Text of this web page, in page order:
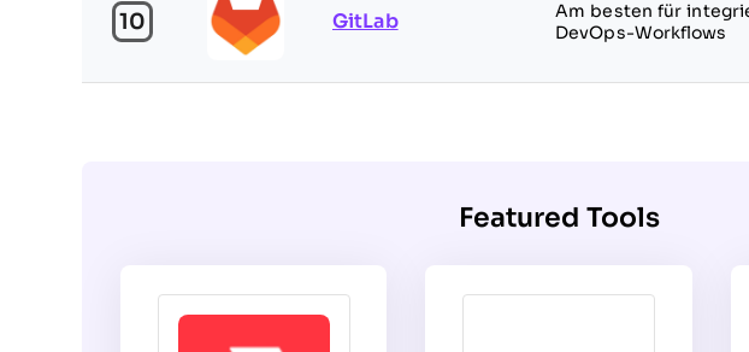
10 GitLab
Am besten für
DevOps-Workflows
Featured Tools